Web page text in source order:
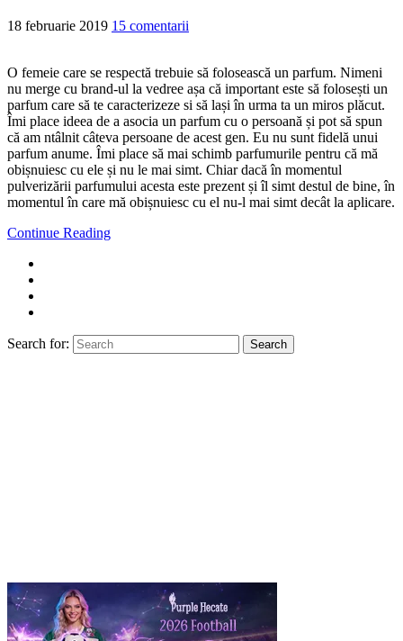
18 februarie 2019 15 comentarii
O femeie care se respectă trebuie să folosească un parfum. Nimeni
nu merge cu brand-ul la vedree așa că important este să folosești un
parfum care să te caracterizeze si să lași în urma ta un miros plăcut.
Îmi place ideea de a asocia un parfum cu o persoană și pot să spun
că am ntâlnit câteva persoane de acest gen. Eu nu sunt fidelă unui
parfum anume. Îmi place să mai schimb parfumurile pentru că mă
obișnuiesc cu ele și nu le mai simt. Chiar dacă în momentul
pulverizării parfumului acesta este prezent și îl simt destul de bine, în
momentul în care mă obișnuiesc cu el nu-l mai simt decât la aplicare.
Continue Reading
Search for: Search